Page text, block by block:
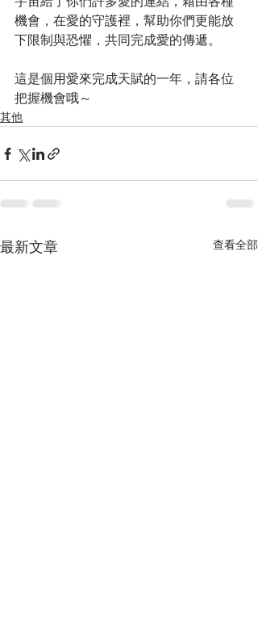
機會，在愛的守護裡，幫助你們更能放
下限制與恐懼，共同完成愛的傳遞。
這是個用愛來完成天賦的一年，請各位
把握機會哦～
其他
最新文章 查看全部